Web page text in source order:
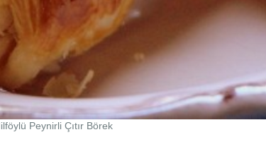
Peynirli Çıtır Börek